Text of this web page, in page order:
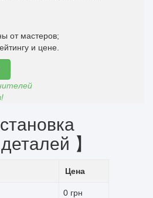
от мастеров;
и цене.
】
Цена
0 грн